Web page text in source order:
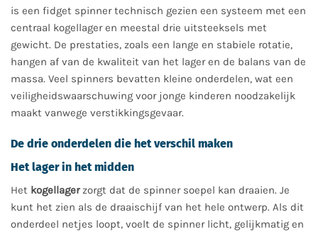
is een fidget spinner technisch gezien een systeem met een
centraal kogellager en meestal drie uitsteeksels met
gewicht. De prestaties, zoals een lange en stabiele rotatie,
hangen af van de kwaliteit van het lager en de balans van de
massa. Veel spinners bevatten kleine onderdelen, wat een
veiligheidswaarschuwing voor jonge kinderen noodzakelijk
maakt vanwege verstikkingsgevaar.
De drie onderdelen die het verschil maken
Het lager in het midden
Het kogellagerzorgt dat de spinner soepel kan draaien. Je
kunt het zien als de draaischijf van het hele ontwerp. Als dit
onderdeel netjes loopt, voelt de spinner licht, gelijkmatig en